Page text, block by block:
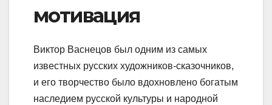
мотивация
Виктор Васнецов был одним из самых
известных русских художников-сказочников,
и его творчество было вдохновлено богатым
наследием русской культуры и народной